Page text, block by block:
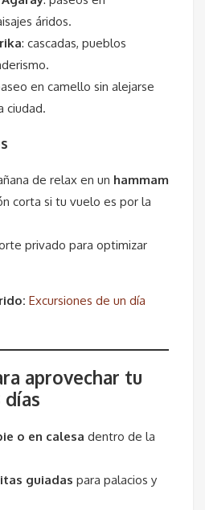
áridos.
: cascadas, pueblos
en camello sin alejarse
ciudad.
de relax en un hammam
corta si tu vuelo es por la
privado para optimizar
Excursiones de un día
aprovechar tu
días
o en calesa dentro de la
guiadas para palacios y